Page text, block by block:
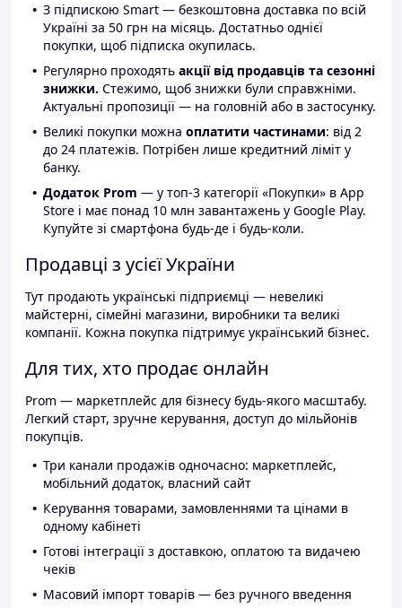
З підпискою Smart — безкоштовна доставка по всій
Україні за 50 грн на місяць. Достатньо однієї
покупки, щоб підписка окупилась.
Регулярно проходять акції від продавців та сезонні
знижки. Стежимо, щоб знижки були справжніми.
Актуальні пропозиції — на головній або в застосунку.
Великі покупки можна оплатити частинами: від 2
до 24 платежів. Потрібен лише кредитний ліміт у
банку.
Додаток Prom — у топ-3 категорії «Покупки» в App
Store і має понад 10 млн завантажень у Google Play.
Купуйте зі смартфона будь-де і будь-коли.
Продавці з усієї України
Тут продають українські підприємці — невеликі
майстерні, сімейні магазини, виробники та великі
компанії. Кожна покупка підтримує український бізнес.
Для тих, хто продає онлайн
Prom — маркетплейс для бізнесу будь-якого масштабу.
Легкий старт, зручне керування, доступ до мільйонів
покупців.
Три канали продажів одночасно: маркетплейс,
мобільний додаток, власний сайт
Керування товарами, замовленнями та цінами в
одному кабінеті
Готові інтеграції з доставкою, оплатою та видачею
чеків
Масовий імпорт товарів — без ручного введення